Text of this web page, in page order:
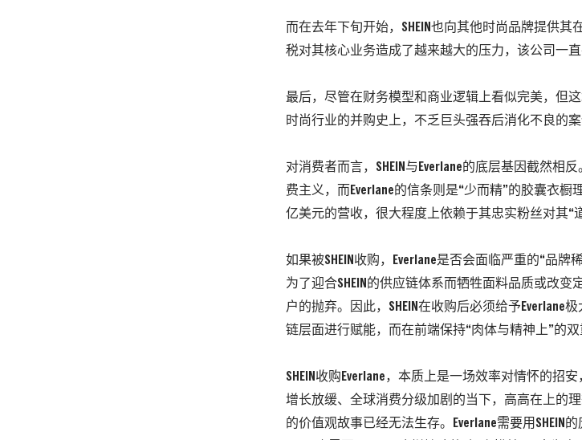
而在去年下旬开始，SHEIN也向其他时尚品牌提供
税对其核心业务造成了越来越大的压力，该公司一直
最后，尽管在财务模型和商业逻辑上看似完美，但
时尚行业的并购史上，不乏巨头强吞后消化不良的案
对消费者而言，SHEIN与Everlane的底层基因截然相
费主义，而Everlane的信条则是“少而精”的胶囊衣橱
亿美元的营收，很大程度上依赖于其忠实粉丝对其“
如果被SHEIN收购，Everlane是否会面临严重的“品
为了迎合SHEIN的供应链体系而牺牲面料品质或改变
户的抛弃。
因此，SHEIN在收购后必须给予Everlane
链层面进行赋能，而在前端保持“肉体与精神上”的双
SHEIN收购Everlane，本质上是一场效率对情怀的招
增长放缓、全球消费分级加剧的当下，高高在上的
的价值观故事已经无法生存。Everlane需要用SHEIN